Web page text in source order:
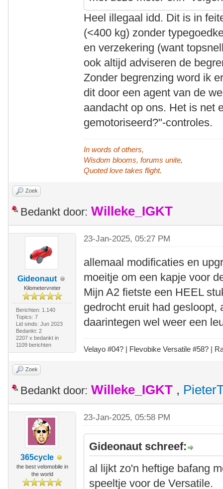
Heel illegaal idd. Dit is in
(<400 kg) zonder
en verzekering (want
ook altijd adviseren de
Zonder begrenzing word ik
dit door een agent van de
aandacht op ons. Het is net
gemotoriseerd?"-controles.
In words of others,
Wisdom blooms, forums unite,
Quoted love takes flight.
Zoek
Bedankt door: Willeke_IGKT
Gideonaut
Kilometervreter
Berichten: 1.140
Topics: 7
Lid sinds: Jun 2023
Bedankt: 2
2207 x bedankt in
1109 berichten
23-Jan-2025, 05:27 PM
allemaal modificaties en
moeitje om een kapje voor
Mijn A2 fietste een HEEL
gedrocht eruit had gesloopt,
daarintegen wel weer een
Velayo #04? | Flevobike Versatile #58? |
Zoek
Bedankt door: Willeke_IGKT ,
365cycle
the best velomobile in
the world
23-Jan-2025, 05:58 PM
Gideonaut schreef:
al lijkt zo'n heftige bafang
speeltje voor de Versatile.